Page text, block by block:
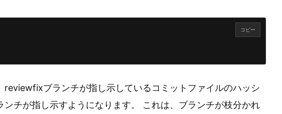
コピー
reviewfixブランチが指し示しているコミットファイルのハッシ
チが指し示すようになります。 これは、ブランチが枝分かれ